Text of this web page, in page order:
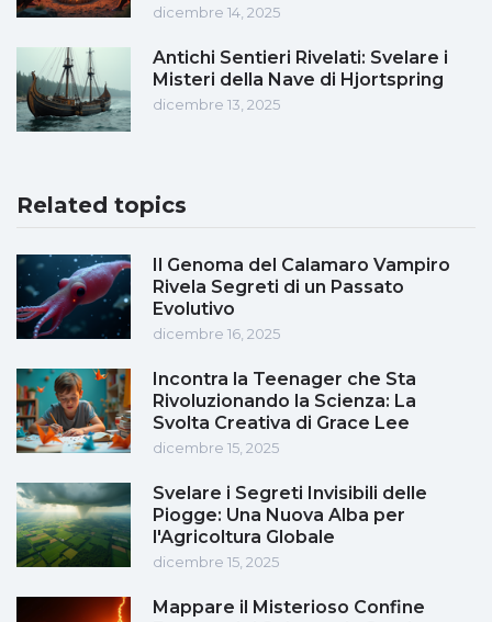
dicembre 14, 2025
Antichi Sentieri Rivelati: Svelare i
Misteri della Nave di Hjortspring
dicembre 13, 2025
Related topics
Il Genoma del Calamaro Vampiro
Rivela Segreti di un Passato
Evolutivo
dicembre 16, 2025
Incontra la Teenager che Sta
Rivoluzionando la Scienza: La
Svolta Creativa di Grace Lee
dicembre 15, 2025
Svelare i Segreti Invisibili delle
Piogge: Una Nuova Alba per
l'Agricoltura Globale
dicembre 15, 2025
Mappare il Misterioso Confine